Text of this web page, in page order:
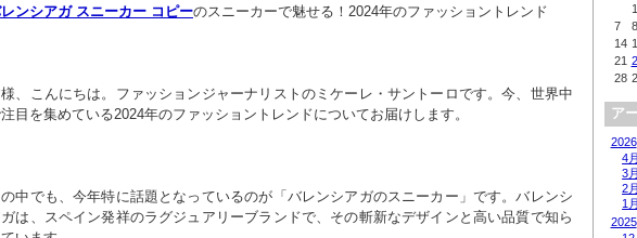
ンシアガ スニーカー コピーのスニーカーで魅せる！2024年のファッショントレンド
、こんにちは。ファッションジャーナリストのミケーレ・サントーロです。今、世界中
目を集めている2024年のファッショントレンドについてお届けします。
中でも、今年特に話題となっているのが「バレンシアガのスニーカー」です。バレンシ
は、スペイン発祥のラグジュアリーブランドで、その斬新なデザインと高い品質で知ら
1
7
8
14
21
28
ア
2026
4月
3月
2月
1月
2025